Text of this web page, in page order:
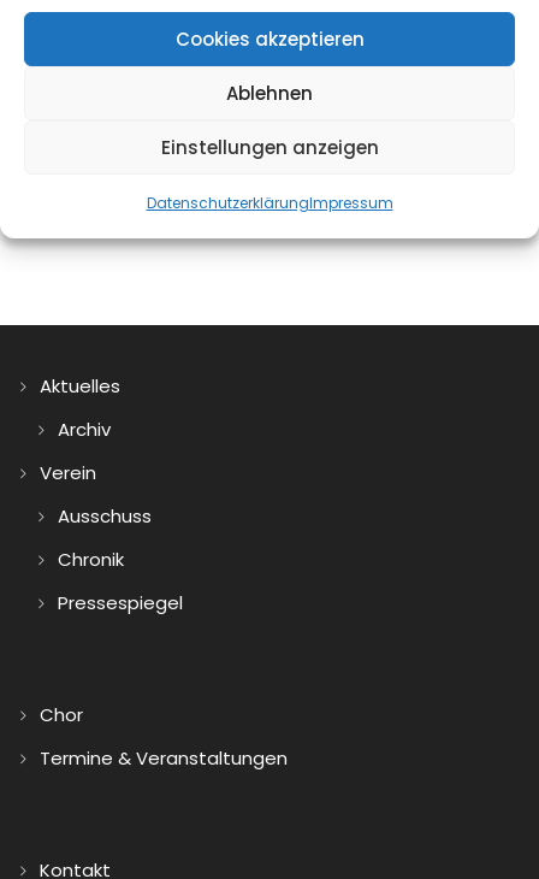
Cookies akzeptieren
Ablehnen
Einstellungen anzeigen
DatenschutzerklärungImpressum
0
Aktuelles
Archiv
Verein
Ausschuss
Chronik
Pressespiegel
Chor
Termine & Veranstaltungen
Kontakt